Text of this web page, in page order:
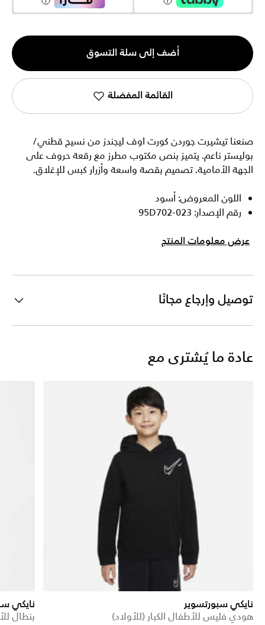
الكمية
1
أضف إلى سلة التسوق
القائمة المفضلة
صنعنا تيشيرت جوردن كورت اوف ليجندز من نسيج قطني/
بوليستر ناعم. يتميز بنص مكتوب مطرز مع رقعة حروف على
الجهة الأمامية. تصميم بقصة واسعة وأزرار كبس للإغلاق.
اللون المعروض: أسود
رقم الإصدار: 95D702-023
عرض معلومات المنتج
توصيل وإرجاع مجانًا
عادة ما يُشترى مع
نايكي سبورتسوير
هودي فليس للأطفال الكبار (للأولاد)
نايكي
بنطال